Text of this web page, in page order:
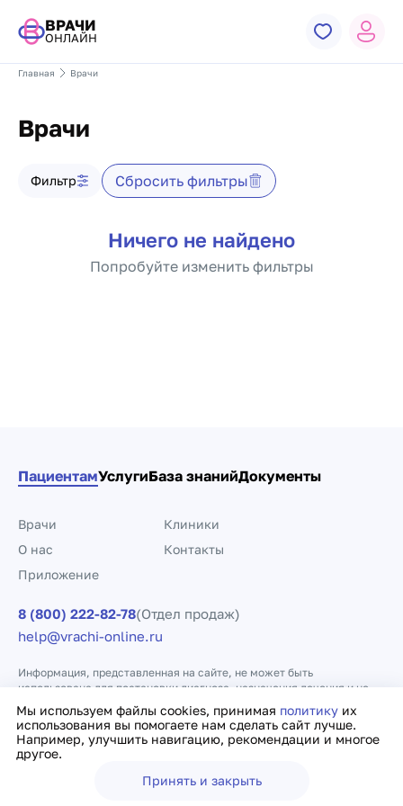
ВРАЧИ
ОНЛАЙН
Главная Врачи
Врачи
Фильтр врачей
Фильтр Сбросить фильтры
Список врачейНичего не найдено
Попробуйте изменить фильтры
Мы используем файлы cookies, принимая политику их
использования вы помогаете нам сделать сайт лучше.
Например, улучшить навигацию, рекомендации и многое
другое.
Принять и закрыть
ПациентамУслугиБаза знанийДокументы
Врачи
Клиники
О нас
Контакты
Приложение
8 (800) 222-82-78(Отдел продаж)
help@vrachi-online.ru
Информация, представленная на сайте, не может быть
использована для постановки диагноза, назначения лечения и не
заменяет прием врача.
Политика конфиденциальности Договор оферты